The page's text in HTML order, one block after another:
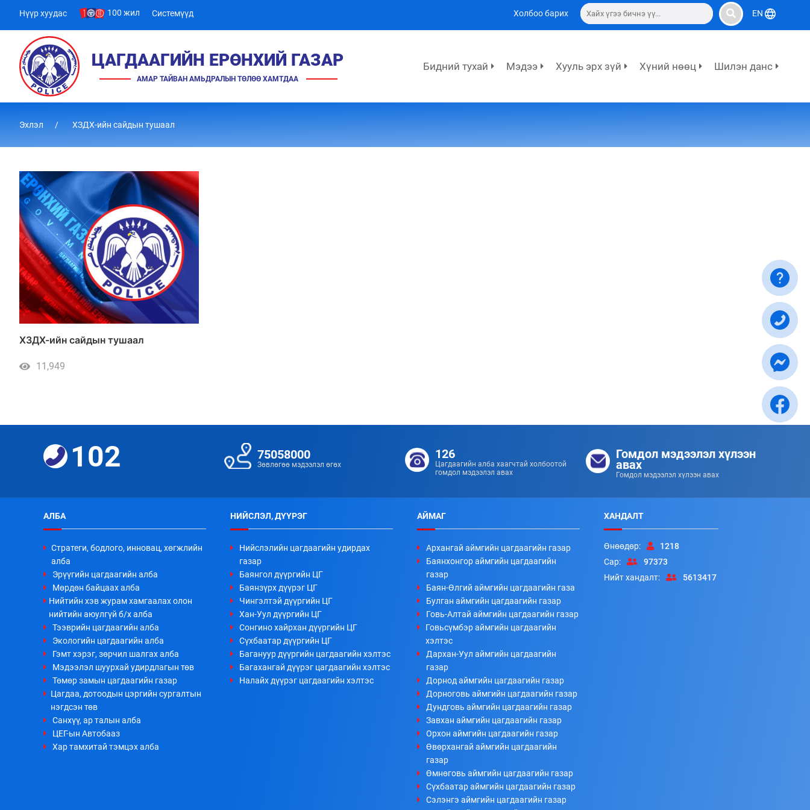
Нүүр хуудас 100 жил Системүүд Холбоо барих EN
ЦАГДААГИЙН ЕРӨНХИЙ ГАЗАР
АМАР ТАЙВАН АМЬДРАЛЫН ТӨЛӨӨ ХАМТДАА
Бидний тухай Мэдээ Хууль эрх зүй Хүний нөөц Шилэн данс
Эхлэл ХЗДХ-ийн сайдын тушаал
ХЗДХ-ийн сайдын тушаал
11,949
102 75058000
Зөвлөгөө мэдээлэл өгөх
126
Цагдаагийн алба хаагчтай холбоотой
гомдол мэдээлэл авах
Гомдол мэдээлэл хүлээн
авах
Гомдол мэдээлэл хүлээн авах
АЛБА
Стратеги, бодлого, инновац, хөгжлийн
алба
Эрүүгийн цагдаагийн алба
Мөрдөн байцаах алба
Нийтийн хэв журам хамгаалах олон
нийтийн аюулгүй б/х алба
Тээврийн цагдаагийн алба
Экологийн цагдаагийн алба
Гэмт хэрэг, зөрчил шалгах алба
Мэдээлэл шуурхай удирдлагын төв
Төмөр замын цагдаагийн газар
Цагдаа, дотоодын цэргийн сургалтын
нэгдсэн төв
Санхүү, ар талын алба
ЦЕГ-ын Автобааз
Хар тамхитай тэмцэх алба
НИЙСЛЭЛ, ДҮҮРЭГ
Нийслэлийн цагдаагийн удирдах
газар
Баянгол дүүргийн ЦГ
Баянзүрх дүүрэг ЦГ
Чингэлтэй дүүргийн ЦГ
Хан-Уул дүүргийн ЦГ
Сонгино хайрхан дүүргийн ЦГ
Сүхбаатар дүүргийн ЦГ
Багануур дүүргийн цагдаагийн хэлтэс
Багахангай дүүрэг цагдаагийн хэлтэс
Налайх дүүрэг цагдаагийн хэлтэс
АЙМАГ
Архангай аймгийн цагдаагийн газар
Баянхонгор аймгийн цагдаагийн
газар
Баян-Өлгий аймгийн цагдаагийн газа
Булган аймгийн цагдаагийн газар
Говь-Алтай аймгийн цагдаагийн газар
Говьсүмбэр аймгийн цагдаагийн
хэлтэс
Дархан-Уул аймгийн цагдаагийн
газар
Дорнод аймгийн цагдаагийн газар
Дорноговь аймгийн цагдаагийн газар
Дундговь аймгийн цагдаагийн газар
Завхан аймгийн цагдаагийн газар
Орхон аймгийн цагдаагийн газар
Өвөрхангай аймгийн цагдаагийн
газар
Өмнөговь аймгийн цагдаагийн газар
Сүхбаатар аймгийн цагдаагийн газар
Сэлэнгэ аймгийн цагдаагийн газар
ХАНДАЛТ
Өнөөдөр:
1218
Сар:
97373
Нийт хандалт:
5613417